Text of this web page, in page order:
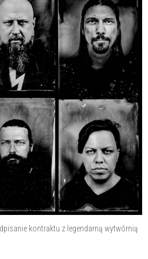
kontraktu z legendarną wytwórnią